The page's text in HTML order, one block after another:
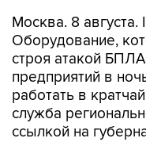
Москва. 8 августа.
Оборудование,
строя атакой
предприятий в
работать в
служба
ссылкой на